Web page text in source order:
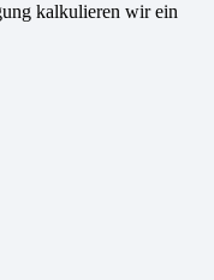
kalkulieren wir ein